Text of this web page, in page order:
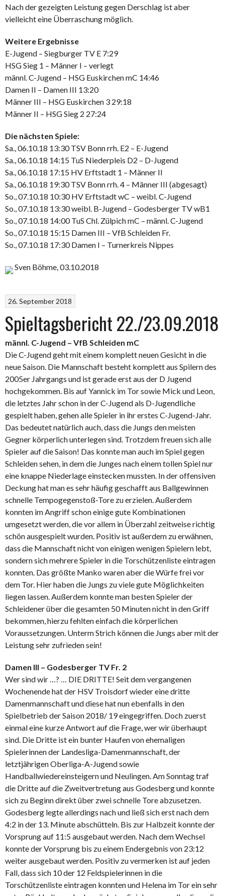
Nach der gezeigten Leistung gegen Derschlag ist aber
vielleicht eine Überraschung möglich.
Weitere Ergebnisse
E-Jugend – Siegburger TV E 7:29
HSG Sieg 1 – Männer I – verlegt
männl. C-Jugend – HSG Euskirchen mC 14:46
Damen II – Damen III 13:20
Männer III – HSG Euskirchen 3 29:18
Männer II – HSG Sieg 2 27:24
Die nächsten Spiele:
Sa., 06.10.18 13:30 TSV Bonn rrh. E2 – E-Jugend
Sa., 06.10.18 14:15 TuS Niederpleis D2 – D-Jugend
Sa., 06.10.18 17:15 HV Erftstadt 1 – Männer II
Sa., 06.10.18 19:30 TSV Bonn rrh. 4 – Männer III (abgesagt)
So., 07.10.18 10:30 HV Erftstadt wC – weibl. C-Jugend
So., 07.10.18 13:30 weibl. B-Jugend – Godesberger TV wB1
So., 07.10.18 14:00 TuS Chl. Zülpich mC – männl. C-Jugend
So., 07.10.18 15:15 Damen III – VfB Schleiden Fr.
So., 07.10.18 17:30 Damen I – Turnerkreis Nippes
Sven Böhme, 03.10.2018
26. September 2018
Spieltagsbericht 22./23.09.2018
männl. C-Jugend – VfB Schleiden mC
Die C-Jugend geht mit einem komplett neuen Gesicht in die
neue Saison. Die Mannschaft besteht komplett aus Spilern des
2005er Jahrgangs und ist gerade erst aus der D Jugend
hochgekommen. Bis auf Yannick im Tor sowie Mick und Leon,
die letztes Jahr schon in der C-Jugend als D-Jugendliche
gespielt haben, gehen alle Spieler in ihr erstes C-Jugend-Jahr.
Das bedeutet natürlich auch, dass die Jungs den meisten
Gegner körperlich unterlegen sind. Trotzdem freuen sich alle
Spieler auf die Saison! Das konnte man auch im Spiel gegen
Schleiden sehen, in dem die Junges nach einem tollen Spiel nur
eine knappe Niederlage einstecken mussten. In der offensiven
Deckung hat man es sehr häufig geschafft aus Ballgewinnen
schnelle Tempogegenstoß-Tore zu erzielen. Außerdem
konnten im Angriff schon einige gute Kombinationen
umgesetzt werden, die vor allem in Überzahl zeitweise richtig
schön ausgespielt wurden. Positiv ist außerdem zu erwähnen,
dass die Mannschaft nicht von einigen wenigen Spielern lebt,
sondern sich mehrere Spieler in die Torschützenliste eintragen
konnten. Das größte Manko waren aber die Würfe frei vor
dem Tor. Hier haben die Jungs zu viele gute Möglichkeiten
liegen lassen. Außerdem konnte man besten Spieler der
Schleidener über die gesamten 50 Minuten nicht in den Griff
bekommen, hierzu fehlten einfach die körperlichen
Voraussetzungen. Unterm Strich können die Jungs aber mit der
Leistung sehr zufrieden sein!
Damen III – Godesberger TV Fr. 2
Wer sind wir …? … DIE DRITTE! Seit dem vergangenen
Wochenende hat der HSV Troisdorf wieder eine dritte
Damenmannschaft und diese hat nun ebenfalls in den
Spielbetrieb der Saison 2018/ 19 eingegriffen. Doch zuerst
einmal eine kurze Antwort auf die Frage, wer wir überhaupt
sind. Die Dritte ist ein bunter Haufen von ehemaligen
Spielerinnen der Landesliga-Damenmannschaft, der
letztjährigen Oberliga-A-Jugend sowie
Handballwiedereinsteigern und Neulingen. Am Sonntag traf
die Dritte auf die Zweitvertretung aus Godesberg und konnte
sich zu Beginn direkt über zwei schnelle Tore abzusetzen.
Godesberg legte allerdings nach und ließ sich erst nach dem
4:2 in der 13. Minute abschütteln. Bis zur Halbzeit konnte der
Vorsprung auf 11:5 ausgebaut werden. Nach dem Wechsel
konnte der Vorsprung bis zu einem Endergebnis von 23:12
weiter ausgebaut werden. Positiv zu vermerken ist auf jeden
Fall, dass sich 10 der 12 Feldspielerinnen in die
Torschützenliste eintragen konnten und Helena im Tor ein sehr